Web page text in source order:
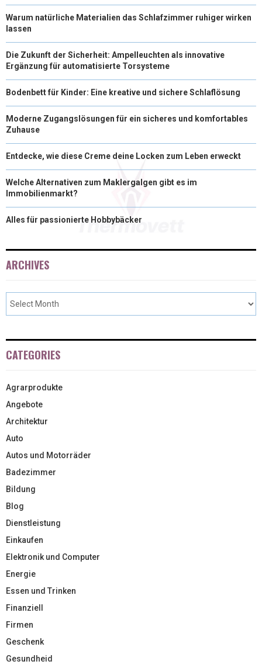
Warum natürliche Materialien das Schlafzimmer ruhiger wirken
lassen
Die Zukunft der Sicherheit: Ampelleuchten als innovative
Ergänzung für automatisierte Torsysteme
Bodenbett für Kinder: Eine kreative und sichere Schlaflösung
Moderne Zugangslösungen für ein sicheres und komfortables
Zuhause
Entdecke, wie diese Creme deine Locken zum Leben erweckt
Welche Alternativen zum Maklergalgen gibt es im
Immobilienmarkt?
Alles für passionierte Hobbybäcker
ARCHIVES
CATEGORIES
Agrarprodukte
Angebote
Architektur
Auto
Autos und Motorräder
Badezimmer
Bildung
Blog
Dienstleistung
Einkaufen
Elektronik und Computer
Energie
Essen und Trinken
Finanziell
Firmen
Geschenk
Gesundheid